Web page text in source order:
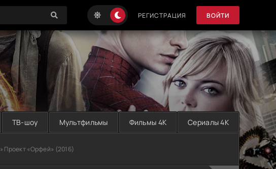
РЕГИСТРАЦИЯ ВОЙТИ
ТВ-шоу Мультфильмы Фильмы 4K Сериалы 4K
» Проект «Орфей» (2016)